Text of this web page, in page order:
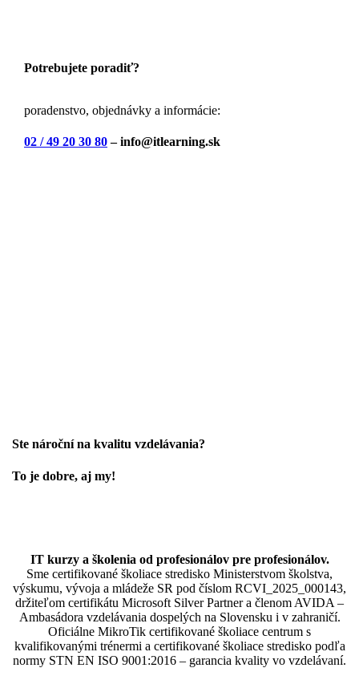
Potrebujete poradiť?
poradenstvo, objednávky a informácie:
02 / 49 20 30 80– info@itlearning.sk
Ste nároční na kvalitu vzdelávania?
To je dobre, aj my!
IT kurzy a školenia od profesionálov pre profesionálov.
Sme certifikované školiace stredisko Ministerstvom školstva,
výskumu, vývoja a mládeže SR pod číslom RCVI_2025_000143,
držiteľom certifikátu Microsoft Silver Partner a členom AVIDA –
Ambasádora vzdelávania dospelých na Slovensku i v zahraničí.​​​​​​​​​​​​​​​​
Oficiálne MikroTik certifikované školiace centrum s
kvalifikovanými trénermi ​​​​​​​​​​a certifikované školiace stredisko podľa
normy STN EN ISO 9001:2016 – garancia kvality vo vzdelávaní.